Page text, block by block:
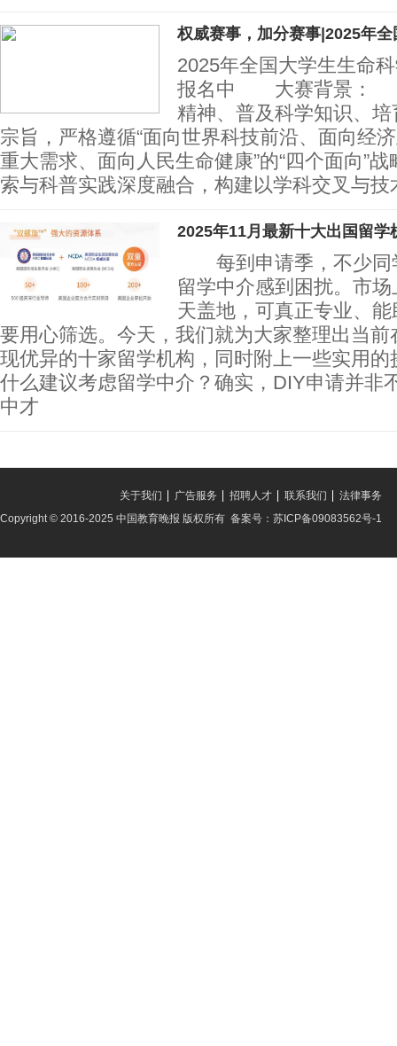
权威赛事，加分赛事|2025年全
2025年全国大学生生命
报名中 大赛背景：
精神、普及科学知识、培
宗旨，严格遵循“面向世界科技前沿、面向经
重大需求、面向人民生命健康”的“四个面向”
索与科普实践深度融合，构建以学科交叉与
2025年11月最新十大出国留学
每到申请季，不少同
留学中介感到困扰。市
天盖地，可真正专业、
要用心筛选。今天，我们就为大家整理出当
现优异的十家留学机构，同时附上一些实
什么建议考虑留学中介？确实，DIY申请并非
中才
法律事务
联系我们
招聘人才
广告服务
关于我们
Copyright © 2016-2025 中国教育晚报 版权所有 备案号：苏ICP备09083562号-1